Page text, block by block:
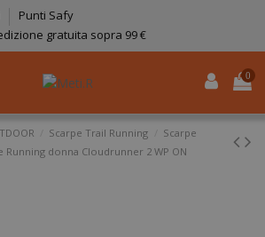
Punti Safy
gratuita sopra 99 €
0
Scarpe Trail Running
Scarpe
Running donna Cloudrunner 2 WP ON